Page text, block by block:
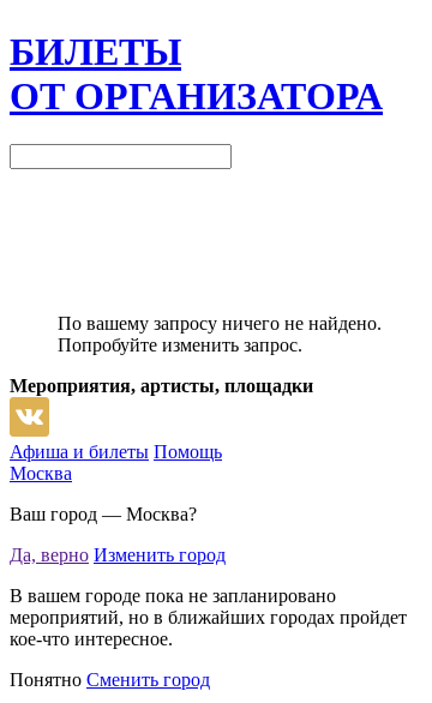
БИЛЕТЫ
ОТ ОРГАНИЗАТОРА
По вашему запросу ничего не найдено.
Попробуйте изменить запрос.
Мероприятия, артисты, площадки
Афиша и билеты Помощь
Москва
Ваш город — Москва?
Да, верно Изменить город
В вашем городе пока не запланировано
мероприятий, но в ближайших городах пройдет
кое-что интересное.
Понятно Сменить город